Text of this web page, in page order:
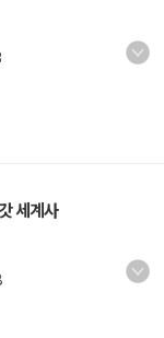
세계사